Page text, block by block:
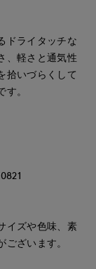
ドライタッチな
、軽さと通気性
拾いづらくして
。
イズや色味、素
ざいます。